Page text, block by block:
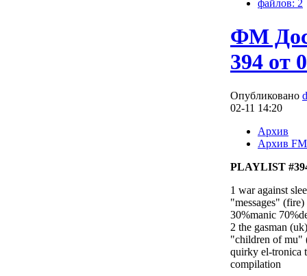
файлов: 2
ФМ
394 от
Опубликовано
02-11 14:20
Архив
Архив FM
PLAYLIST
1 war against
"messages" (fire)
30%manic
2 the gasman
"children of mu"
quirky el-tronica
compilation